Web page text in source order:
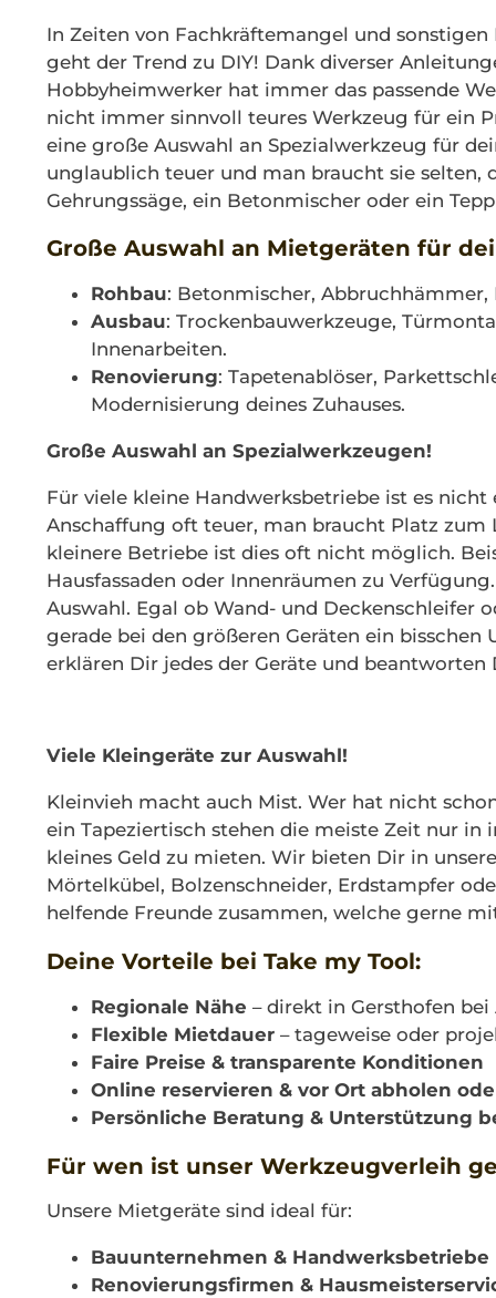
In Zeiten von Fachkräftemangel und
geht der Trend zu DIY! Dank diverser
Hobbyheimwerker hat immer das passende
nicht immer sinnvoll teures Werkzeug für ein
eine große Auswahl an Spezialwerkzeug für
unglaublich teuer und man braucht sie selten,
Gehrungssäge, ein Betonmischer oder ein
Große Auswahl an Mietgeräten für
Rohbau: Betonmischer, Abbruchhämmer,
Ausbau: Trockenbauwerkzeuge,
Innenarbeiten.
Renovierung: Tapetenablöser,
Modernisierung deines Zuhauses.
Große Auswahl an Spezialwerkzeugen!
Für viele kleine Handwerksbetriebe ist es
Anschaffung oft teuer, man braucht Platz zum
kleinere Betriebe ist dies oft nicht möglich.
Hausfassaden oder Innenräumen zu
Auswahl. Egal ob Wand- und Deckenschleifer
gerade bei den größeren Geräten ein
erklären Dir jedes der Geräte und
Viele Kleingeräte zur Auswahl!
Kleinvieh macht auch Mist. Wer hat nicht
ein Tapeziertisch stehen die meiste Zeit nur in
kleines Geld zu mieten. Wir bieten Dir in
Mörtelkübel, Bolzenschneider, Erdstampfer
helfende Freunde zusammen, welche gerne
Deine Vorteile bei Take my Tool:
Regionale Nähe – direkt in Gersthofen
Flexible Mietdauer– tageweise oder
Faire Preise & transparente Konditionen
Online reservieren & vor Ort abholen
Persönliche Beratung & Unterstützung
Für wen ist unser Werkzeugverleih
Unsere Mietgeräte sind ideal für:
Bauunternehmen & Handwerksbetriebe
Renovierungsfirmen &